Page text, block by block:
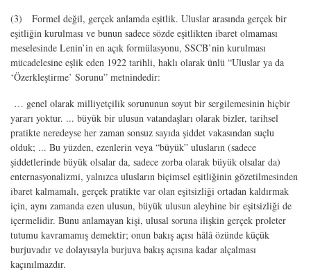
(3) Formel değil, gerçek anlamda eşitlik. Uluslar arasında gerçek bir
eşitliğin kurulması ve bunun sadece sözde eşitlikten ibaret olmaması
meselesinde Lenin’in en açık formülasyonu, SSCB’nin kurulması
mücadelesine eşlik eden 1922 tarihli, haklı olarak ünlü “Uluslar ya da
‘Özerkleştirme’ Sorunu” metnindedir:
… genel olarak milliyetçilik sorununun soyut bir sergilemesinin hiçbir
yararı yoktur. ... büyük bir ulusun vatandaşları olarak bizler, tarihsel
pratikte neredeyse her zaman sonsuz sayıda şiddet vakasından suçlu
olduk; ... Bu yüzden, ezenlerin veya “büyük” ulusların (sadece
şiddetlerinde büyük olsalar da, sadece zorba olarak büyük olsalar da)
enternasyonalizmi, yalnızca ulusların biçimsel eşitliğinin gözetilmesinden
ibaret kalmamalı, gerçek pratikte var olan eşitsizliği ortadan kaldırmak
için, aynı zamanda ezen ulusun, büyük ulusun aleyhine bir eşitsizliği de
içermelidir. Bunu anlamayan kişi, ulusal soruna ilişkin gerçek proleter
tutumu kavramamış demektir; onun bakış açısı hâlâ özünde küçük
burjuvadır ve dolayısıyla burjuva bakış açısına kadar alçalması
kaçınılmazdır.